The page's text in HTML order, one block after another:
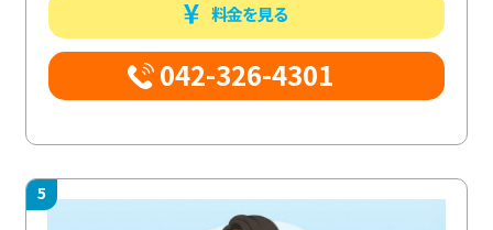
料金を見る
042-326-4301
5